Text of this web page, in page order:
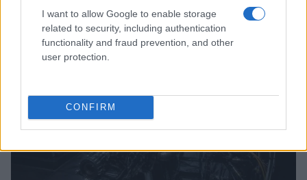
I want to allow Google to enable storage
related to security, including authentication
functionality and fraud prevention, and other
user protection.
CONFIRM
MOTORI